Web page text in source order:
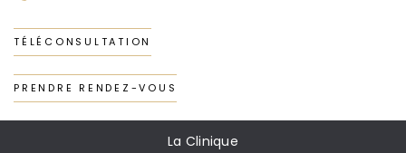
TÉLÉCONSULTATION
PRENDRE RENDEZ-VOUS
La Clinique